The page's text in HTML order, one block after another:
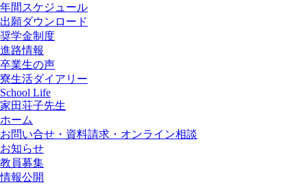
年間スケジュール
出願ダウンロード
奨学金制度
進路情報
卒業生の声
寮生活ダイアリー
School Life
家田荘子先生
ホーム
お問い合せ・資料請求・オンライン相談
お知らせ
教員募集
情報公開